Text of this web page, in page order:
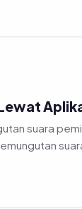
suara